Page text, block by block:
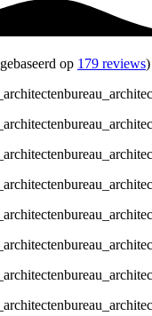
op 179 reviews)